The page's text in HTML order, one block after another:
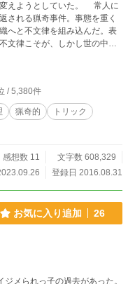
うとしていた。 常人に
される猟奇事件。事態を重く
へと不文律を組み込んだ。表
文律こそが、しかし世の中の
のだから。 その男の
)殺しと呼ばれる彼は、数年前
である。 これは死刑
と、数奇なる運命によって対
た刑事達が、猟奇事件に立ち
例3 正面突破の解放軍】
/ 5,380件
猟奇的
トリック
感想数 11
文字数 608,329
登録日 2016.08.31
お気に入り追加 26
メられっ子の過去があった。